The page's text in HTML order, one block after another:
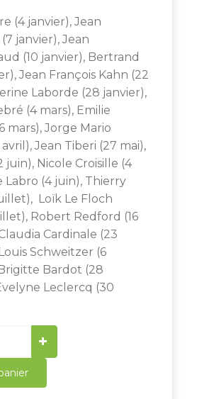
(4 janvier), Jean
janvier), Jean
(10 janvier), Bertrand
Jean François Kahn (22
Laborde (28 janvier),
(4 mars), Emilie
mars), Jorge Mario
Jean Tiberi (27 mai),
juin), Nicole Croisille (4
Labro (4 juin), Thierry
Loïk Le Floch
Robert Redford (16
Cardinale (23
Schweitzer (6
Bardot (28
Leclercq (30